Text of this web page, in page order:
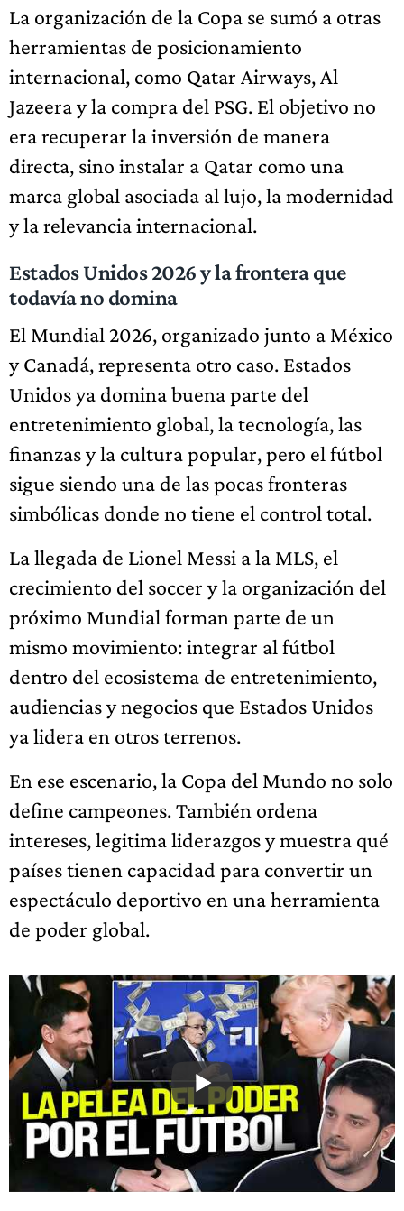
La organización de la Copa se sumó a otras
herramientas de posicionamiento
internacional, como Qatar Airways, Al
Jazeera y la compra del PSG. El objetivo no
era recuperar la inversión de manera
directa, sino instalar a Qatar como una
marca global asociada al lujo, la modernidad
y la relevancia internacional.
Estados Unidos 2026 y la frontera que
todavía no domina
El Mundial 2026, organizado junto a México
y Canadá, representa otro caso. Estados
Unidos ya domina buena parte del
entretenimiento global, la tecnología, las
finanzas y la cultura popular, pero el fútbol
sigue siendo una de las pocas fronteras
simbólicas donde no tiene el control total.
La llegada de Lionel Messi a la MLS, el
crecimiento del soccer y la organización del
próximo Mundial forman parte de un
mismo movimiento: integrar al fútbol
dentro del ecosistema de entretenimiento,
audiencias y negocios que Estados Unidos
ya lidera en otros terrenos.
En ese escenario, la Copa del Mundo no solo
define campeones. También ordena
intereses, legitima liderazgos y muestra qué
países tienen capacidad para convertir un
espectáculo deportivo en una herramienta
de poder global.